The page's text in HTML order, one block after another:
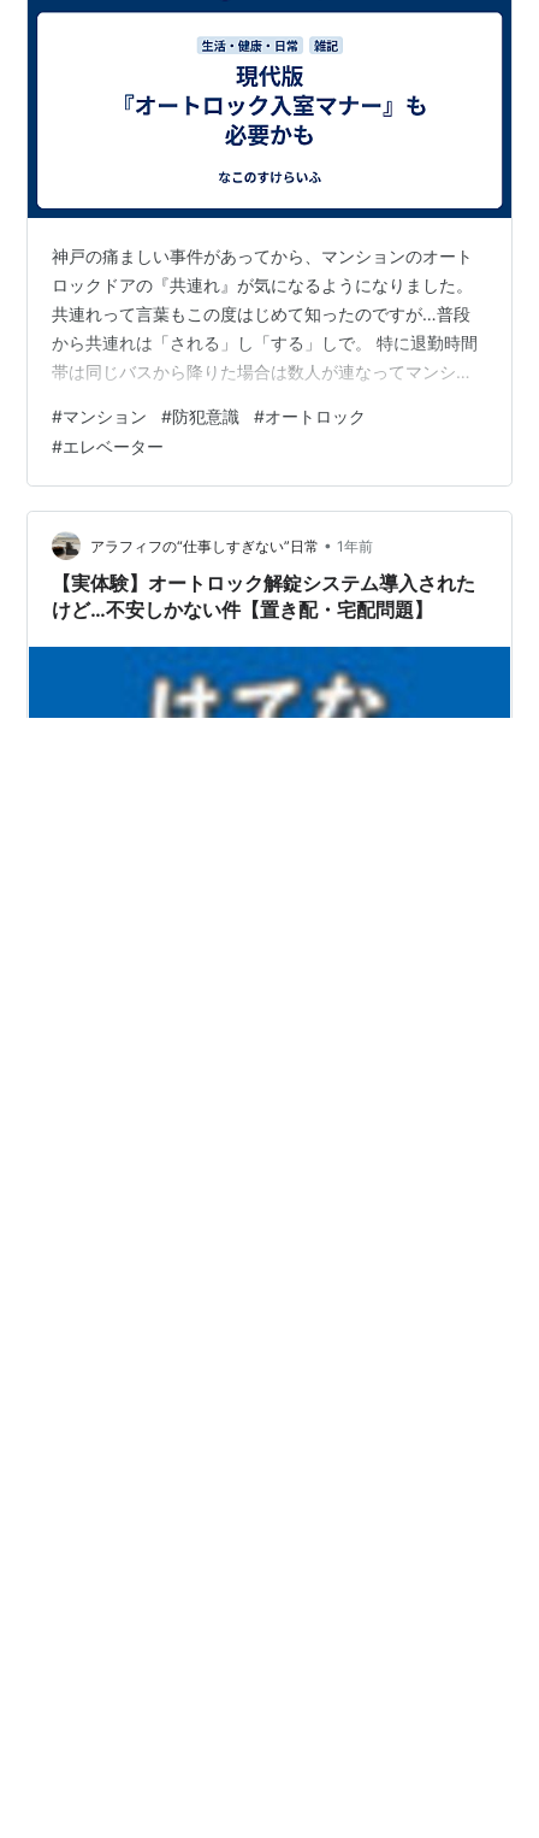
神戸の痛ましい事件があってから、マンションのオート
ロックドアの『共連れ』が気になるようになりました。
共連れって言葉もこの度はじめて知ったのですが…普段
から共連れは「される」し「する」しで。 特に退勤時間
帯は同じバスから降りた場合は数人が連なってマンショ
れなりにあるので、前の人が入ってドアが閉じるまで待
ってから改めて解除する、というのも現実的ではなく
て。 エレベーターだって、「人が来たな」と思ったら開
ボタンを押して待ったりとかしますし、待っていただけ
るとありがたいし。 でもたまにエレベーターの開ボタン
を押して待っていてもいつまでも来ないので身…
#マンション #防犯意識 #オートロック
#エレベーター
アラフィフの“仕事しすぎない”日常 • 1年前
【実体験】オートロック解錠システム導入された
けど…不安しかない件【置き配・宅配問題】